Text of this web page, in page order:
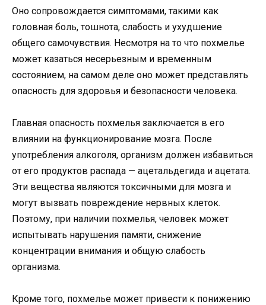
Оно сопровождается симптомами, такими как
головная боль, тошнота, слабость и ухудшение
общего самочувствия. Несмотря на то что похмелье
может казаться несерьезным и временным
состоянием, на самом деле оно может представлять
опасность для здоровья и безопасности человека.
Главная опасность похмелья заключается в его
влиянии на функционирование мозга. После
употребления алкоголя, организм должен избавиться
от его продуктов распада — ацетальдегида и ацетата.
Эти вещества являются токсичными для мозга и
могут вызвать повреждение нервных клеток.
Поэтому, при наличии похмелья, человек может
испытывать нарушения памяти, снижение
концентрации внимания и общую слабость
организма.
Кроме того, похмелье может привести к понижению